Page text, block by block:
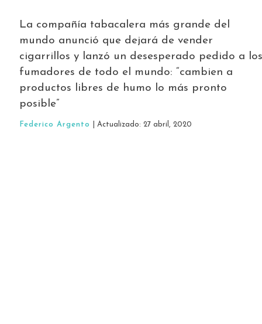
La compañía tabacalera más grande del
mundo anunció que dejará de vender
cigarrillos y lanzó un desesperado pedido a los
fumadores de todo el mundo: “cambien a
productos libres de humo lo más pronto
posible”
Federico Argento | Actualizado: 27 abril, 2020